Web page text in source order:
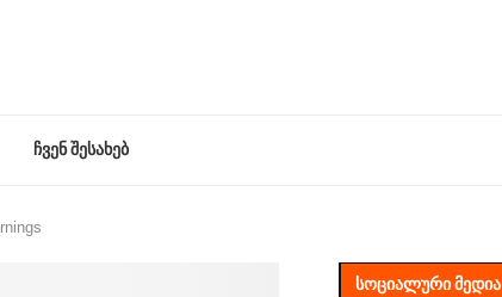
ჩვენ შესახებ
ᲡᲝᲪᲘᲐᲚᲣᲠᲘ ᲛᲔᲓᲘᲐ